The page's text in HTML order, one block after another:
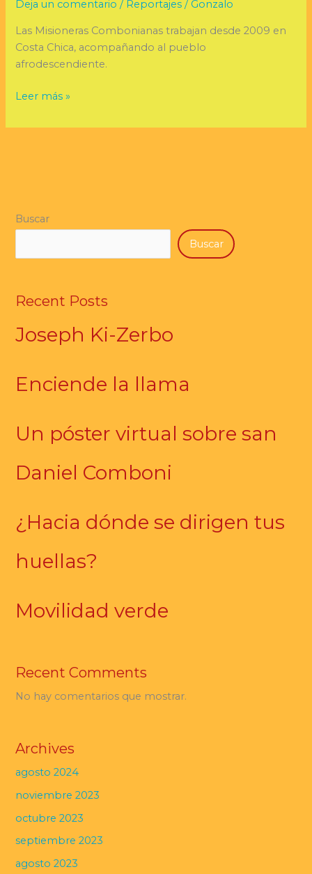
Deja un comentario / Reportajes / Gonzalo
Las Misioneras Combonianas trabajan desde 2009 en
Costa Chica, acompañando al pueblo
afrodescendiente.
Leer más »
Buscar
Buscar
Recent Posts
Joseph Ki-Zerbo
Enciende la llama
Un póster virtual sobre san
Daniel Comboni
¿Hacia dónde se dirigen tus
huellas?
Movilidad verde
Recent Comments
No hay comentarios que mostrar.
Archives
agosto 2024
noviembre 2023
octubre 2023
septiembre 2023
agosto 2023